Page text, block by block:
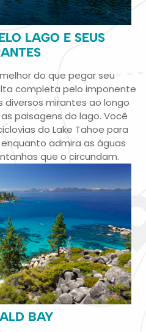
LAGO E SEUS
do que pegar seu
completa pelo imponente
diversos mirantes ao longo
paisagens do lago. Você
do Lake Tahoe para
admira as águas
que o circundam.
BAY